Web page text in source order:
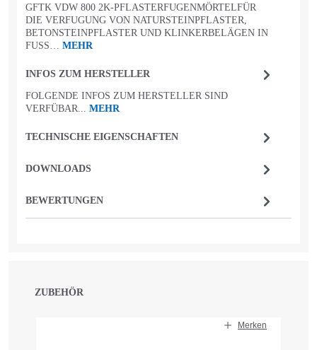
GFTK VDW 800 2K-PFLASTERFUGENMÖRTELFÜR
DIE VERFUGUNG VON NATURSTEINPFLASTER,
BETONSTEINPFLASTER UND KLINKERBELÄGEN IN
FUSS… MEHR
INFOS ZUM HERSTELLER
FOLGENDE INFOS ZUM HERSTELLER SIND
VERFÜBAR... MEHR
TECHNISCHE EIGENSCHAFTEN
DOWNLOADS
BEWERTUNGEN
Produktgalerie überspringen
ZUBEHÖR
Merken